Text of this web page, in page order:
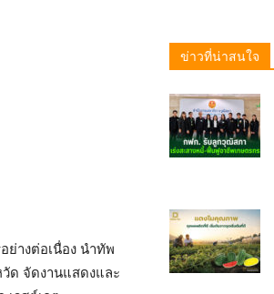
ย่างต่อเนื่อง นำทัพ
ด จัดงานแสดงและ
ข่าวที่น่าสนใจ